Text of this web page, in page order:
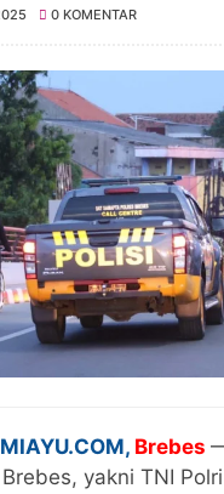
0 KOMENTAR
Brebes
yakni TNI